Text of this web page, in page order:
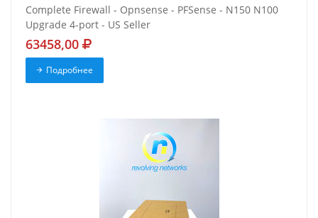
Complete Firewall - Opnsense - PFSense - N150 N100
Upgrade 4-port - US Seller
63458,00
Подробнее